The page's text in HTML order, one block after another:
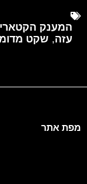
המענק הקטארי
עזה, שקט
מפת אתר